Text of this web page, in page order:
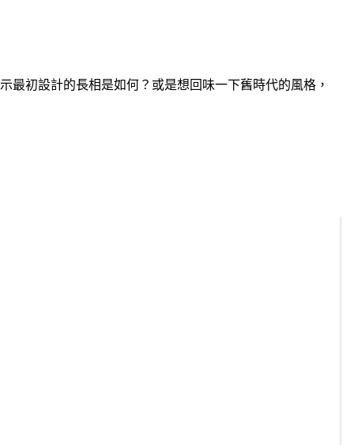
最初設計的長相是如何？或是想回味一下舊時代的風格，